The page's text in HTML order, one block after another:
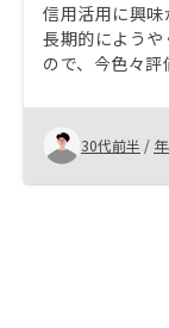
信用活用に興味
長期的によう
ので、今色々評
全ては自己責
て開始。海外
は魅力的だが
価格に乗って
数料上昇に合
30代前半 /